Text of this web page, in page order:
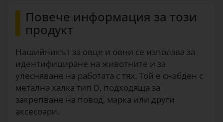
Нашийник за овце, зелен, 60 см
1157
Повече информация за този
продукт
Нашийникът за овце и овни се използва за
идентифициране на животните и за
улесняване на работата с тях. Той е снабден с
метална халка тип D, подходяща за
закрепване на повод, марка или други
аксесоари.